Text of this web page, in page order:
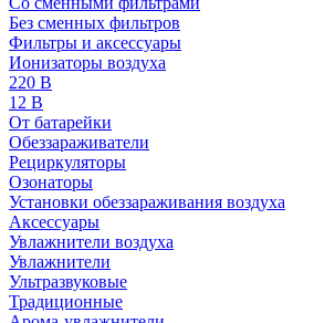
Без сменных фильтров
Фильтры и аксессуары
Ионизаторы воздуха
220 В
12 В
От батарейки
Обеззараживатели
Рециркуляторы
Озонаторы
Установки обеззараживания воздуха
Аксессуары
Увлажнители воздуха
Увлажнители
Ультразвуковые
Традиционные